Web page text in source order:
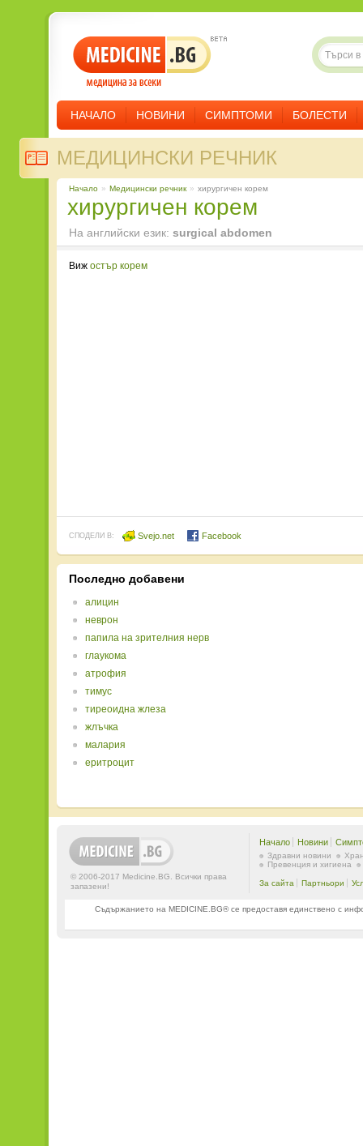
НАЧАЛО НОВИНИ СИМПТОМИ БОЛЕСТИ
МЕДИЦИНСКИ РЕЧНИК
Начало » Медицински речник » хирургичен корем
хирургичен корем
На английски език: surgical abdomen
Виж остър корем
СПОДЕЛИ В: Svejo.net Facebook
Последно добавени
алицин
неврон
папила на зрителния нерв
глаукома
атрофия
тимус
тиреоидна жлеза
жлъчка
малария
еритроцит
© 2006-2017 Medicine.BG. Всички права
запазени!
Начало Новини
Здравни новини
Превенция и хигиена
За сайта Партньори
Съдържанието на MEDICINE.BG® се предоставя единствено с